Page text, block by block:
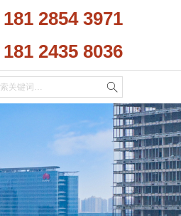
181 2854 3971
181 2435 8036